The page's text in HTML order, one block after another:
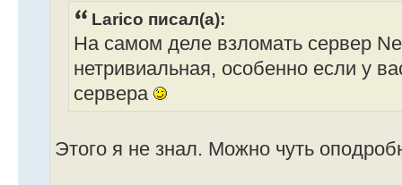
Larico писал(а):
На самом деле взломать сервер
нетривиальная, особенно если у
сервера
Этого я не знал. Можно чуть